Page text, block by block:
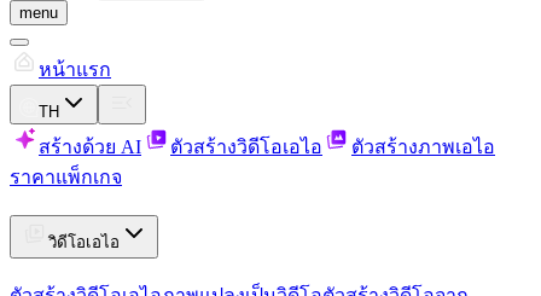
menu
หน้าแรก
TH
สร้างด้วย AI ตัวสร้างวิดีโอเอไอ
ตัวสร้างภาพเอไอ
ราคาแพ็กเกจ
วิดีโอเอไอ